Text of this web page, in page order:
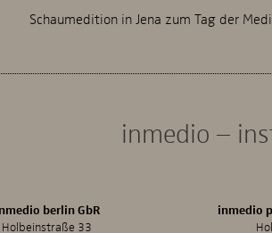
Schaumedition in Jena zum Tag der
inmedio –
berlin GbR
Holbeinstraße 33
inmedio